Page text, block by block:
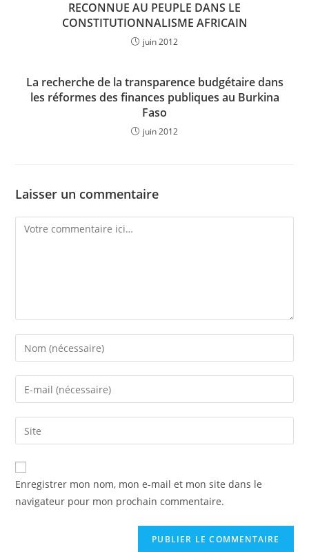
RECONNUE AU PEUPLE DANS LE
CONSTITUTIONNALISME AFRICAIN
juin 2012
La recherche de la transparence budgétaire dans
les réformes des finances publiques au Burkina
Faso
juin 2012
Laisser un commentaire
Enregistrer mon nom, mon e-mail et mon site dans le
navigateur pour mon prochain commentaire.